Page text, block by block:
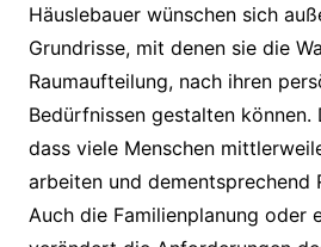
Häuslebauer wünschen sich
Grundrisse, mit denen sie die
Raumaufteilung, nach ihren
Bedürfnissen gestalten
dass viele Menschen
arbeiten und dementsprechend
Auch die Familienplanung oder